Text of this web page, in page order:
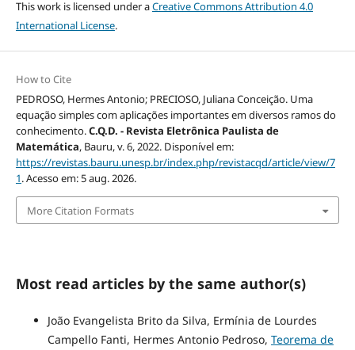
This work is licensed under aCreative Commons Attribution 4.0
International License.
How to Cite
PEDROSO, Hermes Antonio; PRECIOSO, Juliana Conceição. Uma
equação simples com aplicações importantes em diversos ramos do
conhecimento.C.Q.D. - Revista Eletrônica Paulista de
Matemática, Bauru, v. 6, 2022. Disponível em:
https://revistas.bauru.unesp.br/index.php/revistacqd/article/view/7
1. Acesso em: 5 aug. 2026.
More Citation Formats
Most read articles by the same author(s)
João Evangelista Brito da Silva, Ermínia de Lourdes
Campello Fanti, Hermes Antonio Pedroso, Teorema de